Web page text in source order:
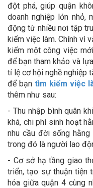
đột phá, giúp quận
doanh nghiệp lớn nhỏ,
động từ nhiều nơi tập
kiếm việc làm. Chính vì
kiếm một công việc
để bạn tham khảo và
tỉ lệ cơ hội nghề nghiệp
để bạn tìm kiếm việc
thêm như sau:
- Thu nhập bình quân
khá, chi phí sinh hoạt
nhu cầu đời sống hằng
trong đó là người lao
- Cơ sở hạ tầng giao
triển, tạo sự thuận tiện
hóa giữa quận 4 cùng